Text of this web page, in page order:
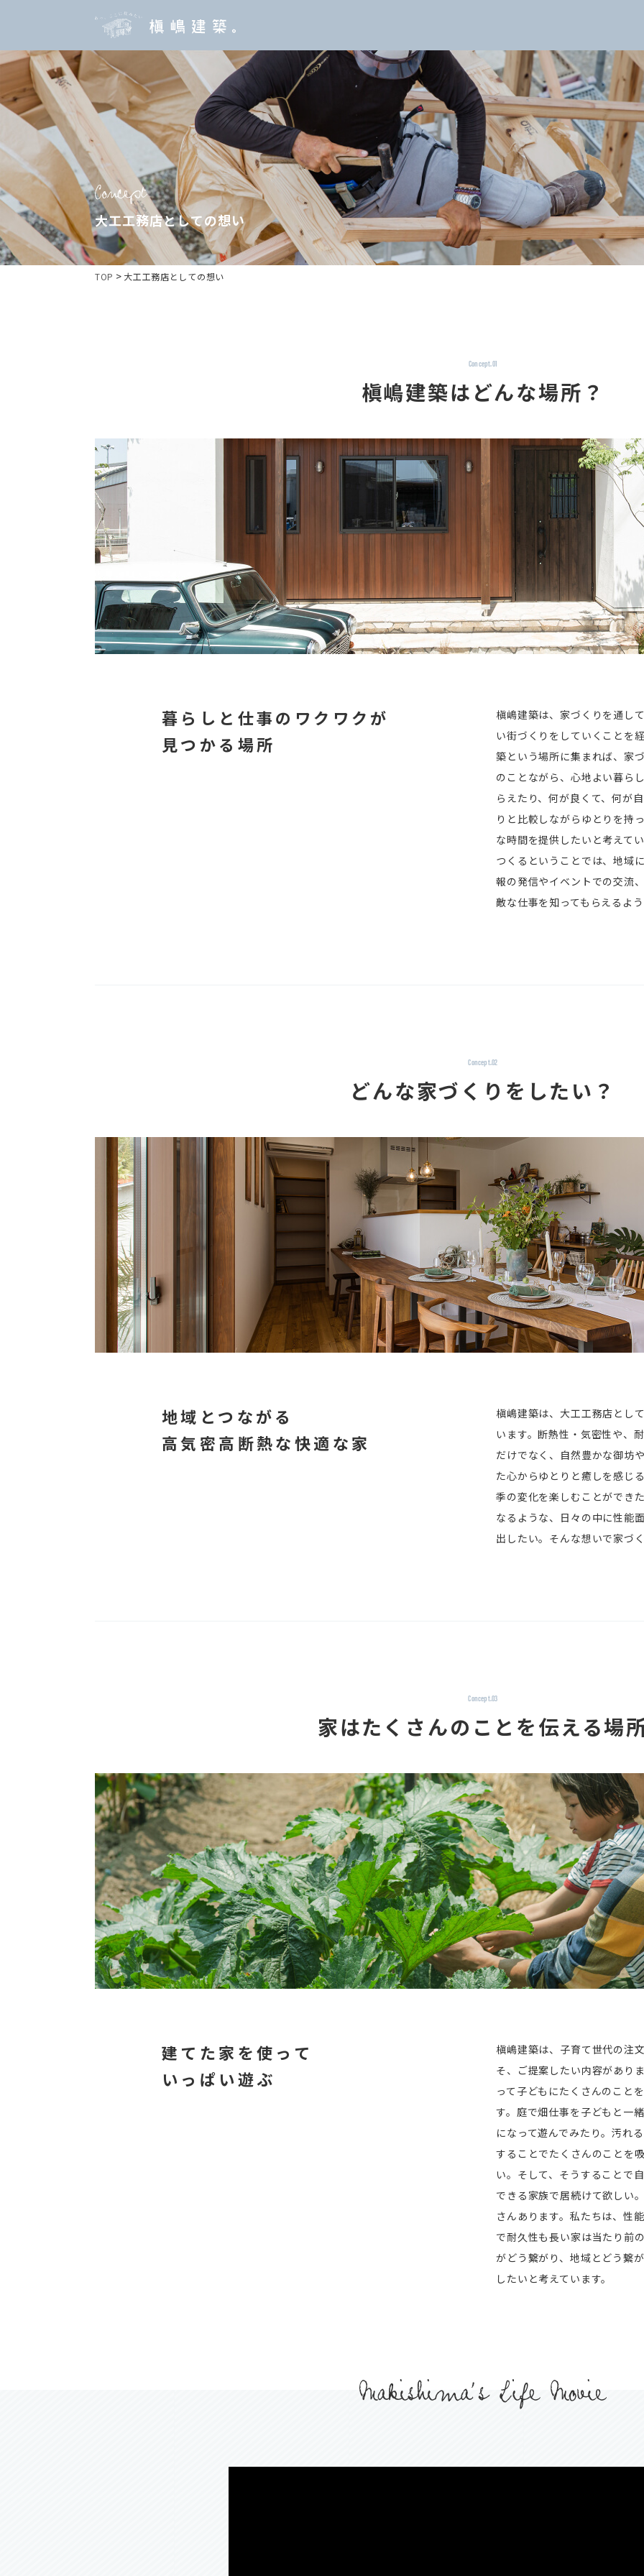
大工工務店としての想い
TOP > 大工工務店としての想い
Concept.01
槇嶋建築はどんな場所？
暮らしと仕事のワクワクが
見つかる場所
槇嶋建築は、家づくりを通し
い街づくりをしていくことを
築という場所に集まれば、家
のことながら、心地よい暮ら
らえたり、何が良くて、何が
りと比較しながらゆとりを持
な時間を提供したいと考えて
つくるということでは、地域
報の発信やイベントでの交流
敵な仕事を知ってもらえるよ
Concept.02
どんな家づくりをしたい？
地域とつながる
高気密高断熱な快適な家
槇嶋建築は、大工工務店とし
います。断熱性・気密性や、
だけでなく、自然豊かな御坊
た心からゆとりと癒しを感じ
季の変化を楽しむことができ
なるような、日々の中に性能
出したい。そんな想いで家づ
Concept.03
家はたくさんのことを伝える場
建てた家を使って
いっぱい遊ぶ
槇嶋建築は、子育て世代の注
そ、ご提案したい内容があり
って子どもにたくさんのこと
す。庭で畑仕事を子どもと一
になって遊んでみたり。汚れ
することでたくさんのことを
い。そして、そうすることで
できる家族で居続けて欲しい
さんあります。私たちは、性
で耐久性も長い家は当たり前
がどう繋がり、地域とどう繋
したいと考えています。